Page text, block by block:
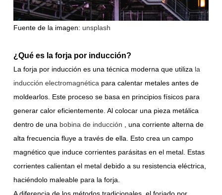
Fuente de la imagen: unsplash
¿Qué es la forja por inducción?
La forja por inducción es una técnica moderna que utiliza la
inducción electromagnética para calentar metales antes de
moldearlos. Este proceso se basa en principios físicos para
generar calor eficientemente. Al colocar una pieza metálica
dentro de una bobina de inducción
, una corriente alterna de
alta frecuencia fluye a través de ella. Esto crea un campo
magnético que induce corrientes parásitas en el metal. Estas
corrientes calientan el metal debido a su resistencia eléctrica,
haciéndolo maleable para la forja.
A diferencia de los métodos tradicionales, el forjado por